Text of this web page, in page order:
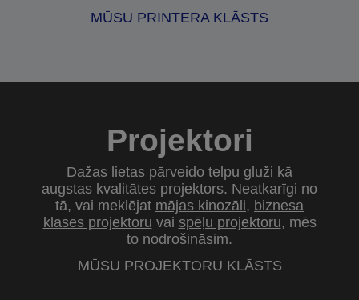
MŪSU PRINTERA KLĀSTS
Projektori
Dažas lietas pārveido telpu gluži kā
augstas kvalitātes projektors. Neatkarīgi no
tā, vai meklējat mājas kinozāli, biznesa
klases projektoru vai spēļu projektoru, mēs
to nodrošināsim.
MŪSU PROJEKTORU KLĀSTS